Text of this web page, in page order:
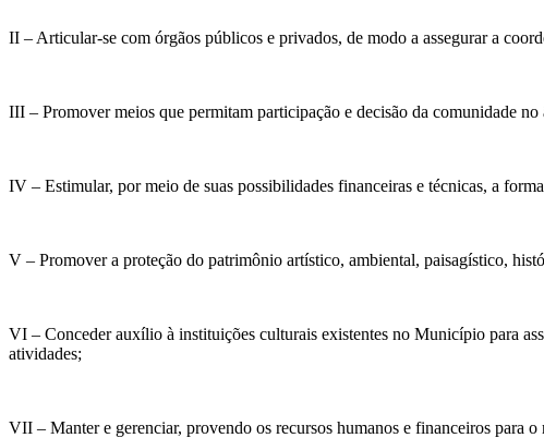
II – Articular-se com órgãos públicos e privados, de modo a assegurar a
III – Promover meios que permitam participação e decisão da comunidade
IV – Estimular, por meio de suas possibilidades financeiras e técnicas, a
V – Promover a proteção do patrimônio artístico, ambiental, paisagístico,
VI – Conceder auxílio à instituições culturais existentes no Município para
atividades;
VII – Manter e gerenciar, provendo os recursos humanos e financeiros para